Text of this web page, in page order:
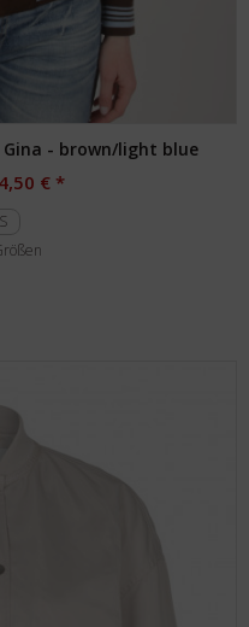
Gina - brown/light blue
€ *
S